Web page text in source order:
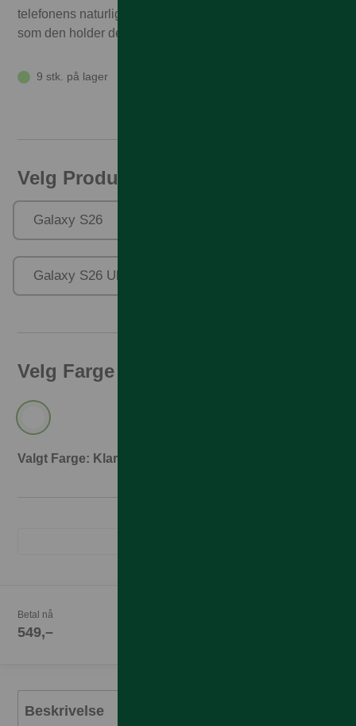
telefonens naturlige skjønnhet skinne gjennom samtidig
som den holder den trygg mot uventede fall og slag.
9 stk. på lager
Velg Produktfamilie
Galaxy S26
Galaxy S26 Ultra
Velg Farge
Valgt Farge: Klar
Betal nå
549,–
Beskrivelse